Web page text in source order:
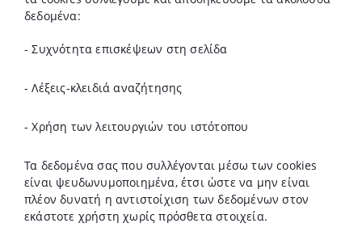
δεδομένα:
- Συχνότητα επισκέψεων στη σελίδα
- Λέξεις-κλειδιά αναζήτησης
- Χρήση των λειτουργιών του ιστότοπου
Τα δεδομένα σας που συλλέγονται μέσω των cookies
είναι ψευδωνυμοποιημένα, έτσι ώστε να μην είναι
πλέον δυνατή η αντιστοίχιση των δεδομένων στον
εκάστοτε χρήστη χωρίς πρόσθετα στοιχεία.